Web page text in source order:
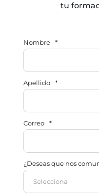
tu
Nombre *
Apellido *
Correo *
¿Deseas que nos